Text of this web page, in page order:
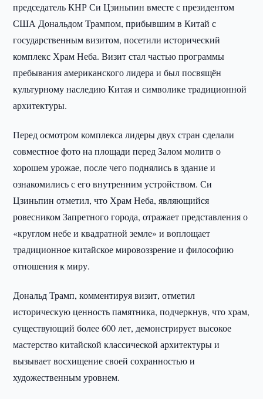
председатель КНР Си Цзиньпин вместе с президентом
США Дональдом Трампом, прибывшим в Китай с
государственным визитом, посетили исторический
комплекс Храм Неба. Визит стал частью программы
пребывания американского лидера и был посвящён
культурному наследию Китая и символике традиционной
архитектуры.
Перед осмотром комплекса лидеры двух стран сделали
совместное фото на площади перед Залом молитв о
хорошем урожае, после чего поднялись в здание и
ознакомились с его внутренним устройством. Си
Цзиньпин отметил, что Храм Неба, являющийся
ровесником Запретного города, отражает представления о
«круглом небе и квадратной земле» и воплощает
традиционное китайское мировоззрение и философию
отношения к миру.
Дональд Трамп, комментируя визит, отметил
историческую ценность памятника, подчеркнув, что храм,
существующий более 600 лет, демонстрирует высокое
мастерство китайской классической архитектуры и
вызывает восхищение своей сохранностью и
художественным уровнем.